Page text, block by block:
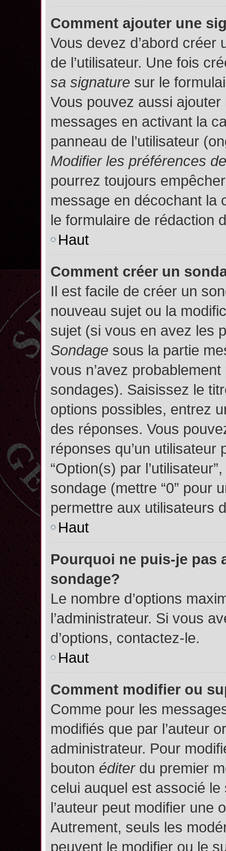
Comment ajouter une
Vous devez d’abord
de l’utilisateur. Une fois
sa signature sur le
Vous pouvez aussi
messages en activant la
panneau de l’utilisateur
Modifier les préférences
pourrez toujours
message en décochant la
le formulaire de rédaction
Haut
Comment créer un
Il est facile de créer un
nouveau sujet ou la
sujet (si vous en avez les
Sondage sous la partie
vous n’avez
sondages). Saisissez le
options possibles, entrez
des réponses. Vous
réponses qu’un
“Option(s) par
sondage (mettre “0” pour
permettre aux utilisateurs
Haut
Pourquoi ne puis-je pas
sondage?
Le nombre d’options
l’administrateur. Si vous
d’options, contactez-le.
Haut
Comment modifier ou
Comme pour les
modifiés que par l’auteur
administrateur. Pour
bouton éditerdu premier
celui auquel est associé le
l’auteur peut modifier une
Autrement, seuls les
peuvent le modifier ou le